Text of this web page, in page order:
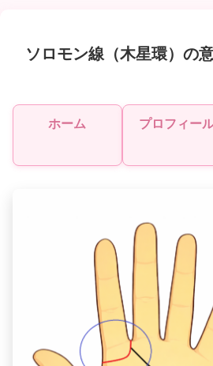
ソロモン線（木星環）の
ホーム プロフィー